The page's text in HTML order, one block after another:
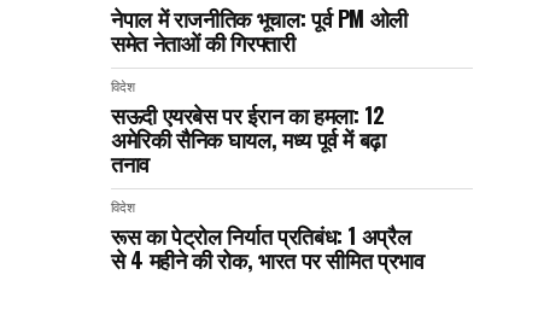
नेपाल में राजनीतिक भूचाल: पूर्व PM ओली
समेत नेताओं की गिरफ्तारी
विदेश
सऊदी एयरबेस पर ईरान का हमला: 12
अमेरिकी सैनिक घायल, मध्य पूर्व में बढ़ा
तनाव
विदेश
रूस का पेट्रोल निर्यात प्रतिबंध: 1 अप्रैल
से 4 महीने की रोक, भारत पर सीमित प्रभाव